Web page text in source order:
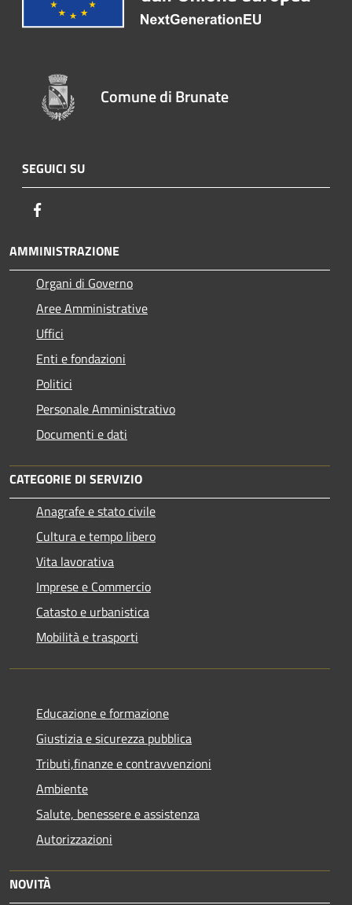
Comune di Brunate
SEGUICI SU
AMMINISTRAZIONE
Organi di Governo
Aree Amministrative
Uffici
Enti e fondazioni
Politici
Personale Amministrativo
Documenti e dati
CATEGORIE DI SERVIZIO
Anagrafe e stato civile
Cultura e tempo libero
Vita lavorativa
Imprese e Commercio
Catasto e urbanistica
Mobilità e trasporti
Educazione e formazione
Giustizia e sicurezza pubblica
Tributi,finanze e contravvenzioni
Ambiente
Salute, benessere e assistenza
Autorizzazioni
NOVITÀ